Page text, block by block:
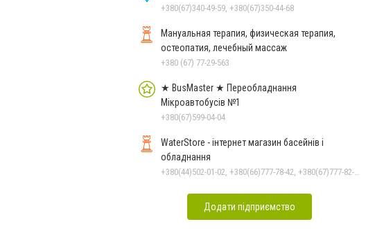
+380(67)340-49-59, +380(67)350-44-68
Мануальная терапия, физическая терапия,
остеопатия, лечебный массаж
+380 (67) 77-29-563
★ BusMaster ★ Переобладнання
Мікроавтобусів №1
+380(67)599-04-04
WaterStore - інтернет магазин басейнів і
обладнання
Додати підприємство